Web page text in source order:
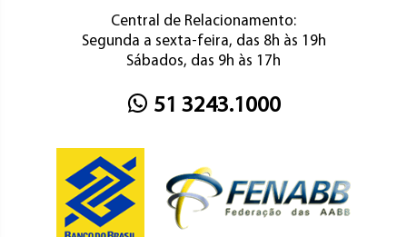
Central de Relacionamento:
Segunda a sexta-feira, das 8h às 19h
Sábados, das 9h às 17h
51 3243.1000